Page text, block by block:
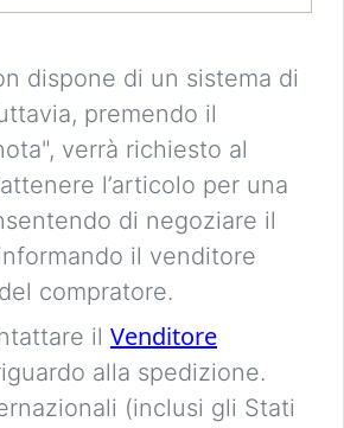
dispone di un sistema di
premendo il
verrà richiesto al
l’articolo per una
di negoziare il
il venditore
compratore.
il Venditore
alla spedizione.
(inclusi gli Stati